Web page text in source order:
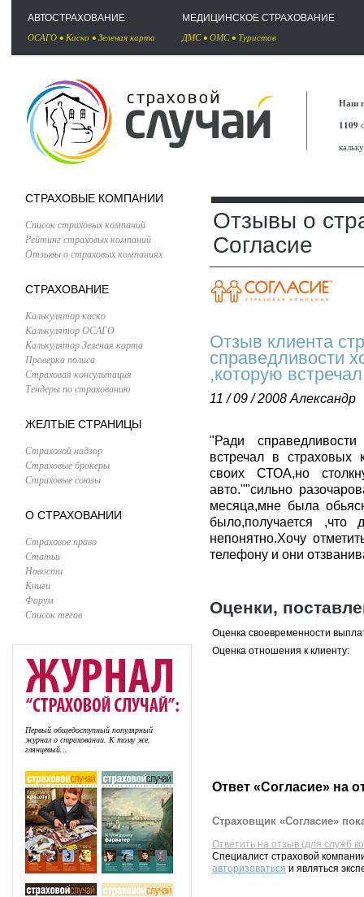
АВТОСТРАХОВАНИЕ
ОСАГО • Каско • Зеленая карта
МЕДИЦИНСКОЕ СТРАХОВАНИЕ
ДМС• ОМС• Туристов
Наш
1109
СТРАХОВЫЕ КОМПАНИИ
Список страховых компаний
Рейтинг страховых компаний
Отзывы о страховых компаниях
СТРАХОВАНИЕ
Калькулятор каско
Калькулятор ОСАГО
Калькулятор Зеленая карта
Проверка полиса
Страховая консультация
Тендеры по страхованию
ЖЕЛТЫЕ СТРАНИЦЫ
Страховой надзор
Страховые брокеры
Страховые союзы
О СТРАХОВАНИИ
Страховое право
Статьи
Новости
Книги
Форум
Список тегов
Первый общедоступный популярный
журнал о страховании. К тому же,
глянцевый...
Отзывы о
Согласие
Отзыв клиента
справедливости
,которую
11 / 09 / 2008 Александр
"Ради
встречал в страховых
своих СТОА,но
авто.""сильно
месяца,мне была
было,получается
непонятно.Хочу
телефону и они
Оценки,
Оценка своевременности
Оценка отношения к клиенту:
Ответ «Согласие» на
Страховщик «Согласие»
Ответить на отзыв (для служб
Специалист страховой
авторизоваться и являться